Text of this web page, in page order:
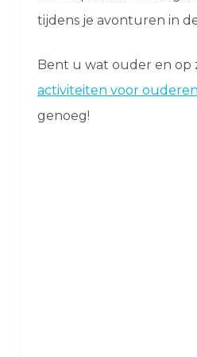
tijdens je avonturen in
Bent u wat ouder en op
activiteiten voor ouderen
genoeg!